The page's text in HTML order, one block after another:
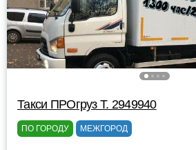
Такси ПРОгруз Т. 2949940
ПО ГОРОДУ МЕЖГОРОД